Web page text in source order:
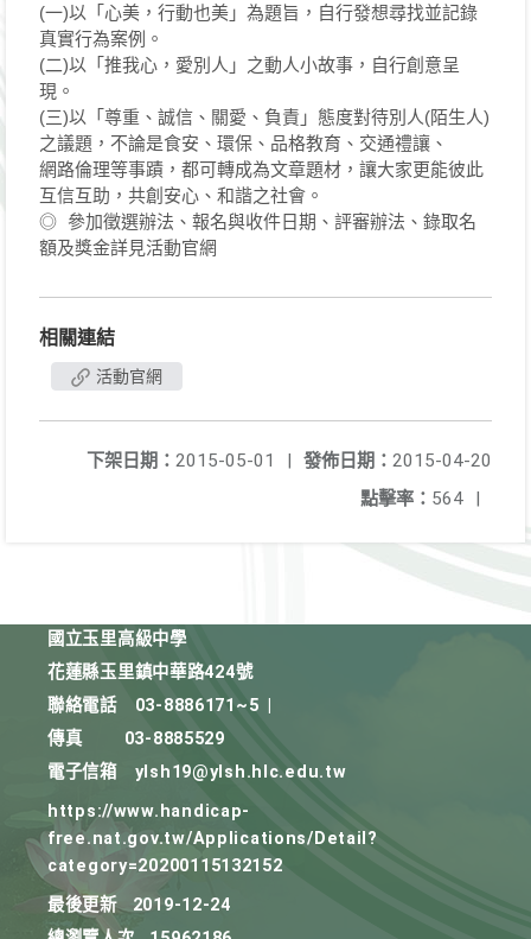
(一)以「心美，行動也美」為題旨，自行發想尋找並記錄
真實行為案例。
(二)以「推我心，愛別人」之動人小故事，自行創意呈
現。
(三)以「尊重、誠信、關愛、負責」態度對待別人(陌生人)
之議題，不論是食安、環保、品格教育、交通禮讓、
網路倫理等事蹟，都可轉成為文章題材，讓大家更能彼此
互信互助，共創安心、和諧之社會。
◎ 參加徵選辦法、報名與收件日期、評審辦法、錄取名
額及獎金詳見活動官網
相關連結
活動官網
發佈日期： 2015-04-20
下架日期： 2015-05-01
|
點擊率： 564 |
國立玉里高級中學
花蓮縣玉里鎮中華路424號
聯絡電話
03-8886171~5
傳真
03-8885529
電子信箱
ylsh19@ylsh.hlc.edu.tw
https://www.handicap-
free.nat.gov.tw/Applications/Detail?
category=20200115132152
最後更新
2019-12-24